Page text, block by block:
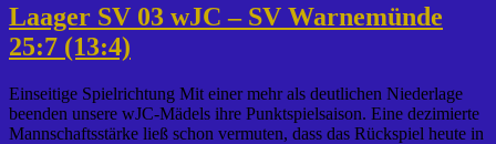
Laager SV 03 wJC – SV Warnemünde
25:7 (13:4)
Einseitige Spielrichtung Mit einer mehr als deutlichen Niederlage
beenden unsere wJC-Mädels ihre Punktspielsaison. Eine dezimierte
Mannschaftsstärke ließ schon vermuten, dass das Rückspiel heute in